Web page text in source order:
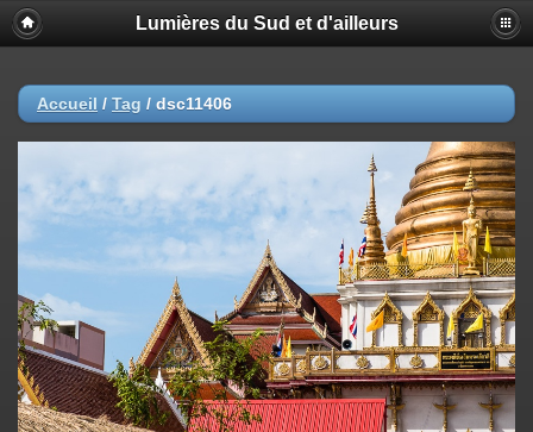
Lumières du Sud et d'ailleurs
Accueil / Tag / dsc11406